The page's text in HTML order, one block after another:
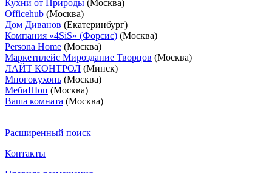
Кухни от Природы (Москва)
Officehub (Москва)
Дом Диванов (Екатеринбург)
Компания «4SiS» (Форсис) (Москва)
Persona Home (Москва)
Маркетплейс Мироздание Творцов (Москва)
ЛАЙТ КОНТРОЛ (Минск)
Многокухонь (Москва)
МебиШоп (Москва)
Ваша комната (Москва)
Расширенный поиск
Контакты